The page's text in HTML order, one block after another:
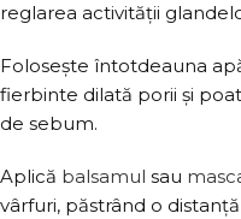
reglarea activității
Folosește întotdeauna
fierbinte dilată porii și
de sebum.
Aplică balsamul sau
vârfuri, păstrând o